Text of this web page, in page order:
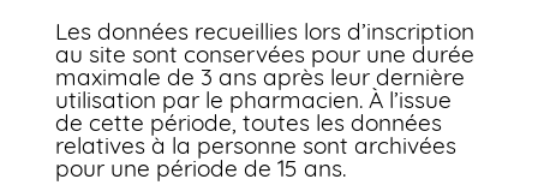
Les données recueillies lors d’inscription
au site sont conservées pour une durée
maximale de 3 ans après leur dernière
utilisation par le pharmacien. À l’issue
de cette période, toutes les données
relatives à la personne sont archivées
pour une période de 15 ans.